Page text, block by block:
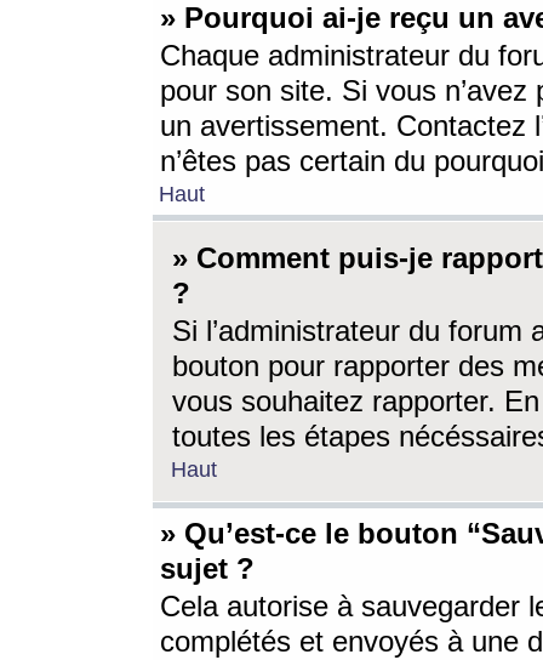
» Pourquoi ai-je reçu un
Chaque administrateur du
pour son site. Si vous
un avertissement. Contactez
n’êtes pas certain du
Haut
» Comment puis-je
?
Si l’administrateur du forum
bouton pour rapporter des
vous souhaitez rapporter.
toutes les étapes
Haut
» Qu’est-ce le bouton
sujet ?
Cela autorise à sauvegarder
complétés et envoyés à une